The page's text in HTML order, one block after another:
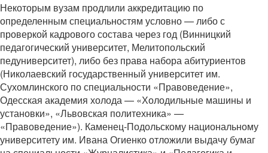
Некоторым вузам продлили аккредитацию по
определенным специальностям условно — либо с
проверкой кадрового состава через год (Винницкий
педагогический университет, Мелитопольский
педуниверситет), либо без права набора абитуриентов
(Николаевский государственный университет им.
Сухомлинского по специальности «Правоведение»,
Одесская академия холода — «Холодильные машины и
установки», «Львовская политехника» —
«Правоведение»). Каменец-Подольскому национальному
университету им. Ивана Огиенко отложили выдачу бумаг